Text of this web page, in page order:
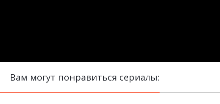
Вам могут понравиться сериалы: